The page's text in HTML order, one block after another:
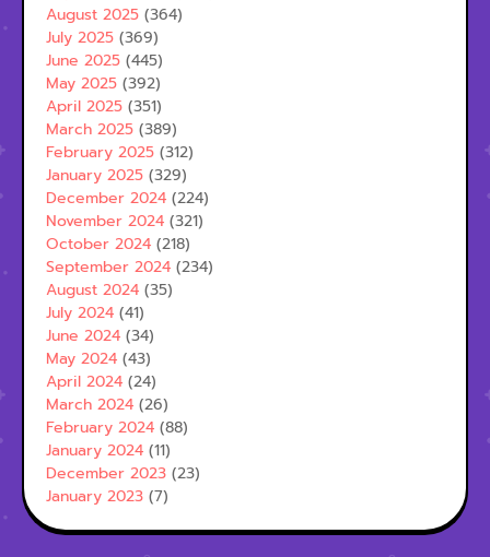
August 2025 (364)
July 2025 (369)
June 2025 (445)
May 2025 (392)
April 2025 (351)
March 2025 (389)
February 2025 (312)
January 2025 (329)
December 2024 (224)
November 2024 (321)
October 2024 (218)
September 2024 (234)
August 2024 (35)
July 2024 (41)
June 2024 (34)
May 2024 (43)
April 2024 (24)
March 2024 (26)
February 2024 (88)
January 2024 (11)
December 2023 (23)
January 2023 (7)